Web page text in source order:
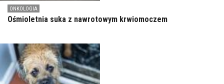
ONKOLOGIA
Ośmioletnia suka z nawrotowym krwiomoczem